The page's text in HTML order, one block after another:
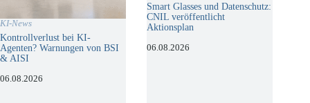
KI-News
Kontrollverlust bei KI-
Agenten? Warnungen von BSI
& AISI
06.08.2026
Smart Glasses und Datenschutz:
CNIL veröffentlicht
Aktionsplan
06.08.2026